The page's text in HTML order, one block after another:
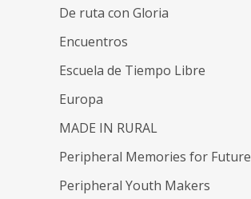
De ruta con Gloria
Encuentros
Escuela de Tiempo Libre
Europa
MADE IN RURAL
Peripheral Memories for Future
Peripheral Youth Makers